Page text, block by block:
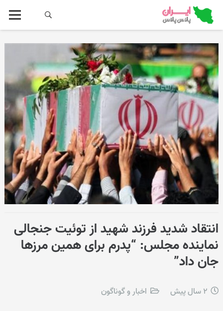
انتقاد شدید فرزند شهید از توئیت جنجالی
نماینده مجلس: “پدرم برای همین مرزها
جان داد”
2 سال پیش اخبار و گوناگون